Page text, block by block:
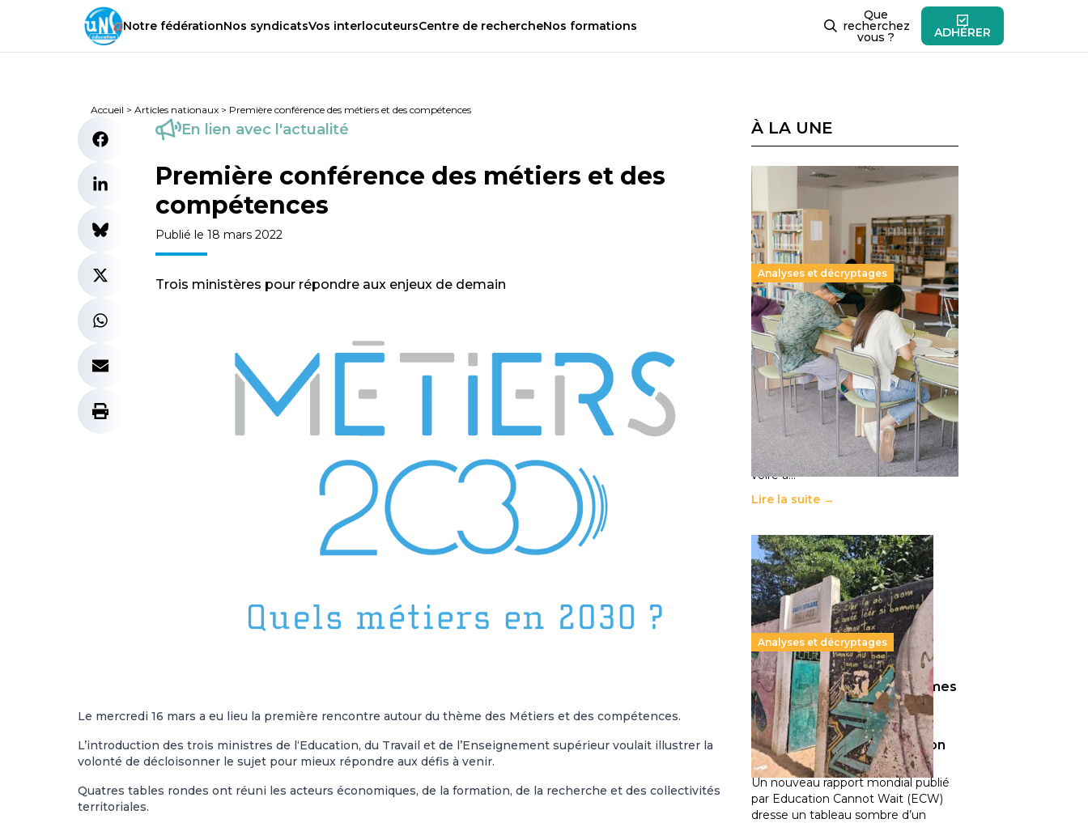
Notre fédérationNos syndicatsVos interlocuteursCentre de rechercheNos formations
Que
recherchez
vous ? ADHÉRER
Accueil > Articles nationaux > Première conférence des métiers et des compétences
En lien avec l'actualité
Première conférence des métiers et des
compétences
Publié le 18 mars 2022
Trois ministères pour répondre aux enjeux de demain
Le mercredi 16 mars a eu lieu la première rencontre autour du thème des Métiers et des compétences.
L’introduction des trois ministres de l‘Education, du Travail et de l’Enseignement supérieur voulait illustrer la
volonté de décloisonner le sujet pour mieux répondre aux défis à venir.
Quatres tables rondes ont réuni les acteurs économiques, de la formation, de la recherche et des collectivités
territoriales.
À LA UNE
Analyses et décryptages
Supérieur privé : une dérive
qui met à mal la promesse
républicaine
11 juillet 2026- National
Le projet de loi sur la régulation de
l’enseignement supérieur privé met
en lumière l’amplification d’un
système qui relègue l’acte
pédagogique au superfétatoire,
voire à…
Lire la suite →
Analyses et décryptages
258 millions d’enfants victimes
de la guerre, des chocs
climatiques et des
déplacements de population
11 juillet 2026 -National
Un nouveau rapport mondial publié
par Education Cannot Wait (ECW)
dresse un tableau sombre d’un